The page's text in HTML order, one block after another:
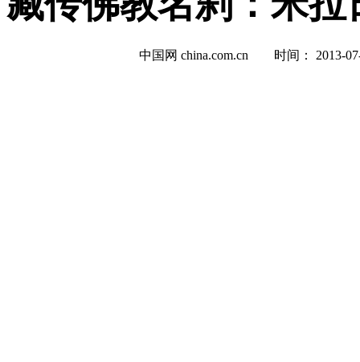
中国网 china.com.cn 时间：